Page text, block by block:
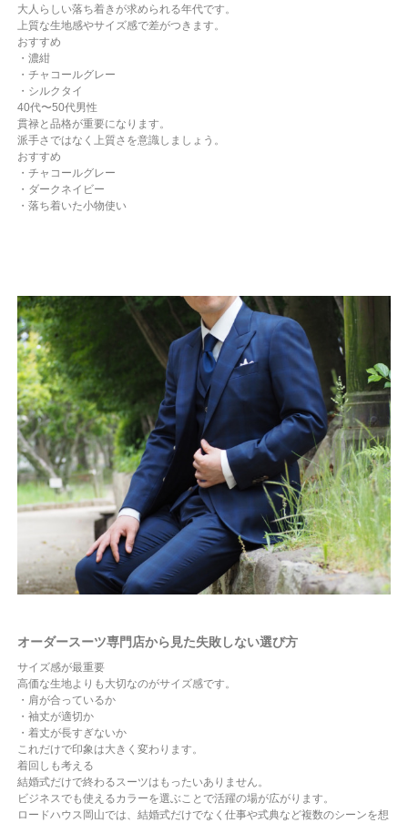
大人らしい落ち着きが求められる年代です。
上質な生地感やサイズ感で差がつきます。
おすすめ
・濃紺
・チャコールグレー
・シルクタイ
40代〜50代男性
貫禄と品格が重要になります。
派手さではなく上質さを意識しましょう。
おすすめ
・チャコールグレー
・ダークネイビー
・落ち着いた小物使い
オーダースーツ専門店から見た失敗しない選び方
サイズ感が最重要
高価な生地よりも大切なのがサイズ感です。
・肩が合っているか
・袖丈が適切か
・着丈が長すぎないか
これだけで印象は大きく変わります。
着回しも考える
結婚式だけで終わるスーツはもったいありません。
ビジネスでも使えるカラーを選ぶことで活躍の場が広がります。
ロードハウス岡山では、結婚式だけでなく仕事や式典など複数のシーンを想